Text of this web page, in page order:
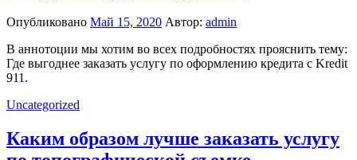
Опубликовано Май 15, 2020 Автор: admin
В аннотоции мы хотим во всех подробностях прояснить тему:
Где выгоднее заказать услугу по оформлению кредита с Kredit
911.
Uncategorized
Каким образом лучше заказать услугу